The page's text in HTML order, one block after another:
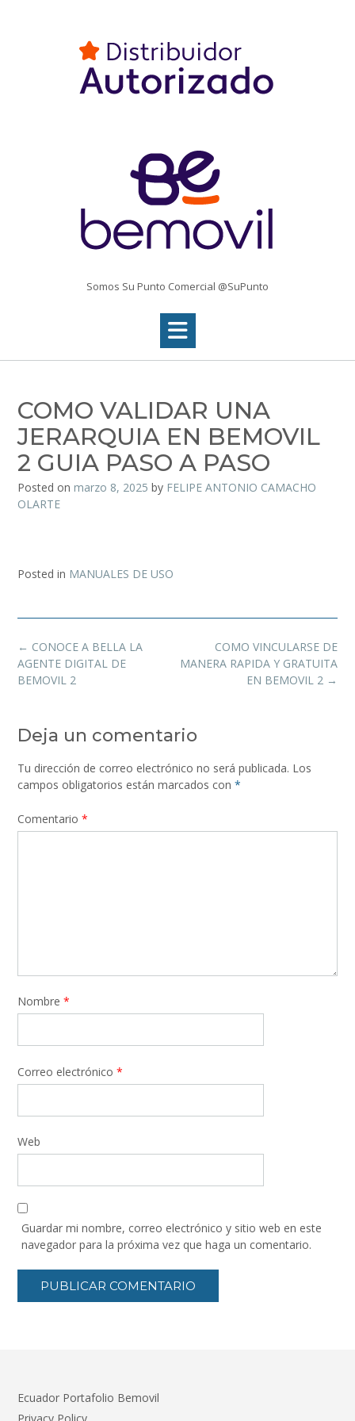
Somos Su Punto Comercial @SuPunto
COMO VALIDAR UNA
JERARQUIA EN BEMOVIL
2 GUIA PASO A PASO
Posted on marzo 8, 2025 by FELIPE ANTONIO CAMACHO
OLARTE
Posted in MANUALES DE USO
COMO VINCULARSE DE
MANERA RAPIDA Y GRATUITA
EN BEMOVIL 2 →
← CONOCE A BELLA LA
AGENTE DIGITAL DE
BEMOVIL 2
Deja un comentario
Tu dirección de correo electrónico no será publicada. Los
campos obligatorios están marcados con *
Comentario *
Nombre *
Correo electrónico *
Web
Guardar mi nombre, correo electrónico y sitio web en este
navegador para la próxima vez que haga un comentario.
Ecuador Portafolio Bemovil